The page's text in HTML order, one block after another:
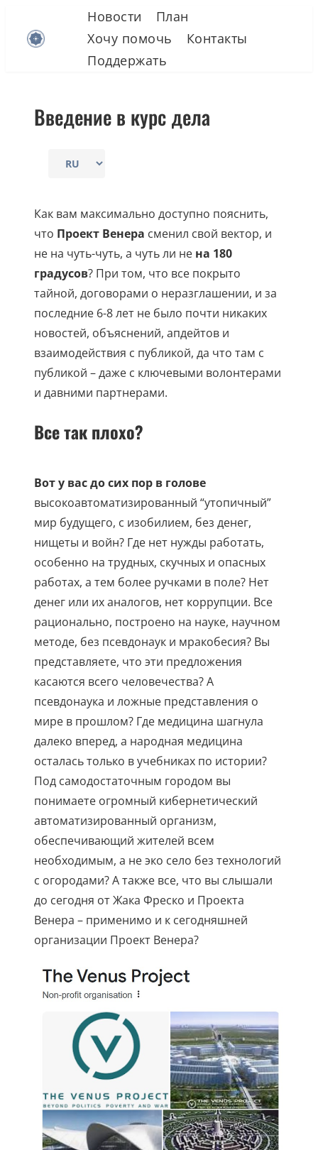
Новости
План
Хочу помочь
Контакты
Поддержать
Введение в курс дела
Выбрать
Как вам максимально доступно пояснить,
что Проект Венера сменил свой вектор, и
не на чуть-чуть, а чуть ли не на 180
градусов? При том, что все покрыто
тайной, договорами о неразглашении, и за
последние 6-8 лет не было почти никаких
новостей, объяснений, апдейтов и
взаимодействия с публикой, да что там с
публикой – даже с ключевыми волонтерами
и давними партнерами.
Все так плохо?
Вот у вас до сих пор в голове
высокоавтоматизированный “утопичный”
мир будущего, с изобилием, без денег,
нищеты и войн? Где нет нужды работать,
особенно на трудных, скучных и опасных
работах, а тем более ручками в поле? Нет
денег или их аналогов, нет коррупции. Все
рационально, построено на науке, научном
методе, без псевдонаук и мракобесия? Вы
представляете, что эти предложения
касаются всего человечества? А
псевдонаука и ложные представления о
мире в прошлом? Где медицина шагнула
далеко вперед, а народная медицина
осталась только в учебниках по истории?
Под самодостаточным городом вы
понимаете огромный кибернетический
автоматизированный организм,
обеспечивающий жителей всем
необходимым, а не эко село без технологий
с огородами? А также все, что вы слышали
до сегодня от Жака Фреско и Проекта
Венера – применимо и к сегодняшней
организации Проект Венера?